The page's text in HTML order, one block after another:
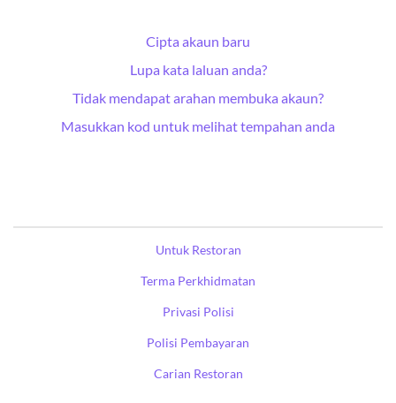
Cipta akaun baru
Lupa kata laluan anda?
Tidak mendapat arahan membuka akaun?
Masukkan kod untuk melihat tempahan anda
Untuk Restoran
Terma Perkhidmatan
Privasi Polisi
Polisi Pembayaran
Carian Restoran